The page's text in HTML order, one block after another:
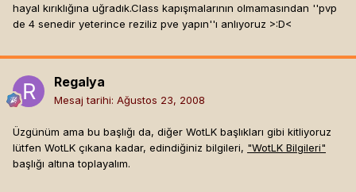
hayal kırıklığına uğradık.Class kapışmalarının olmamasından ''pvp
de 4 senedir yeterince reziliz pve yapın''ı anlıyoruz >:D<
Regalya
Mesaj tarihi: Ağustos 23, 2008
Üzgünüm ama bu başlığı da, diğer WotLK başlıkları gibi kitliyoruz
lütfen WotLK çıkana kadar, edindiğiniz bilgileri, "WotLK Bilgileri"
başlığı altına toplayalım.